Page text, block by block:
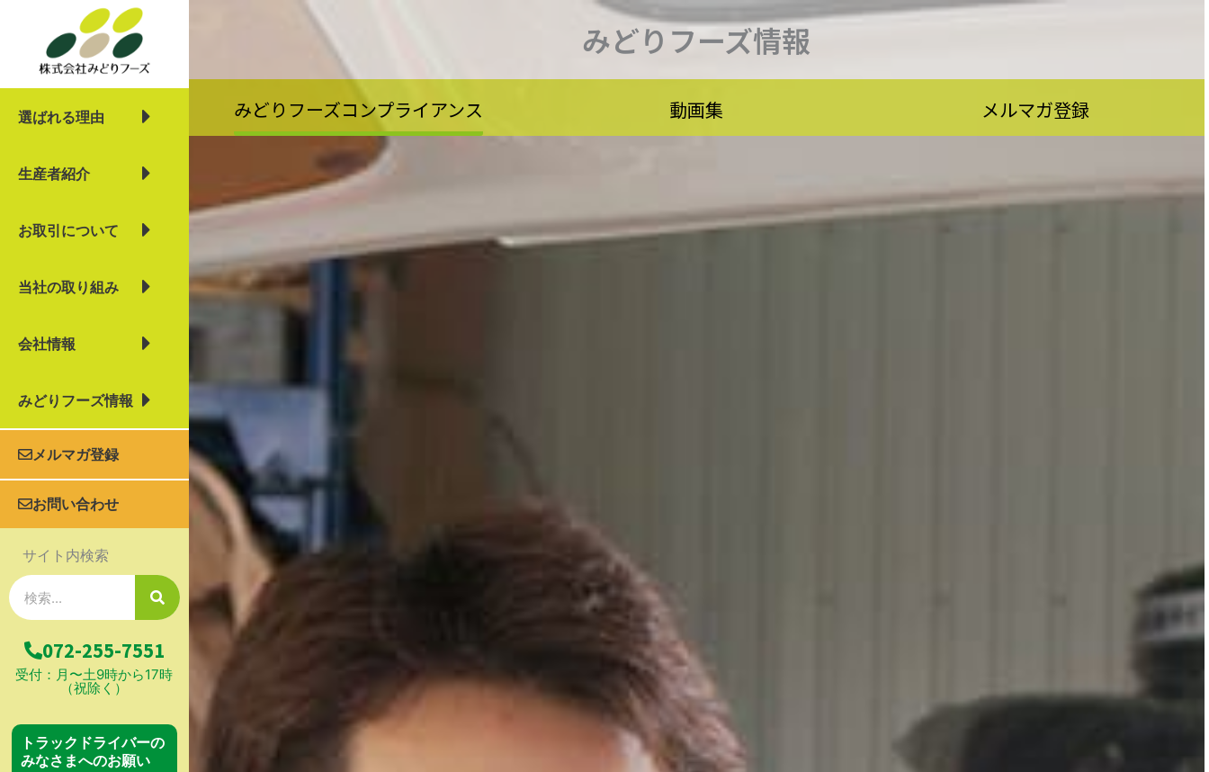
選ばれる理由
生産者紹介
お取引について
当社の取り組み
会社情報
みどりフーズ情報
メルマガ登録
お問い合わせ
サイト内検索
検
索
072-255-7551
受付：月〜土9時から17時
（祝除く）
トラックドライバーの
みなさまへのお願い
みどりフーズ情報
みどりフーズコンプライアンス 動画集 メルマガ登録